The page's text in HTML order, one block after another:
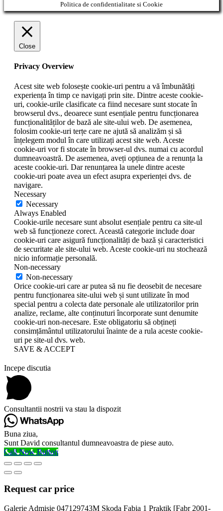
Politica de confidentialitate si Cookie
Close
Privacy Overview
Acest site web folosește cookie-uri pentru a vă îmbunătăți
experiența în timp ce navigați prin site. Dintre aceste cookie-
uri, cookie-urile clasificate ca fiind necesare sunt stocate în
browserul dvs., deoarece sunt esențiale pentru funcționarea
funcționalităților de bază ale site-ului web. De asemenea,
folosim cookie-uri terțe care ne ajută să analizăm și să
înțelegem modul în care utilizați acest site web. Aceste
cookie-uri vor fi stocate în browser-ul dvs. numai cu acordul
dumneavoastră. De asemenea, aveți opțiunea de a renunța la
aceste cookie-uri. Dar renunțarea la unele dintre aceste
cookie-uri poate avea un efect asupra experienței dvs. de
navigare.
Necessary
Necessary
Always Enabled
Cookie-urile necesare sunt absolut esențiale pentru ca site-ul
web să funcționeze corect. Această categorie include doar
cookie-uri care asigură funcționalități de bază și caracteristici
de securitate ale site-ului web. Aceste cookie-uri nu stochează
nicio informație personală.
Non-necessary
Non-necessary
Orice cookie-uri care ar putea să nu fie deosebit de necesare
pentru funcționarea site-ului web și sunt utilizate în mod
special pentru a colecta date personale ale utilizatorilor prin
analize, reclame, alte conținuturi încorporate sunt denumite
cookie-uri non-necesare. Este obligatoriu să obțineți
consimțământul utilizatorului înainte de a rula aceste cookie-
uri pe site-ul dvs. web.
SAVE & ACCEPT
Incepe discutia
Consultantii nostrii va stau la dispozit
Buna ziua,
Sunt David consultantul dumneavoastra de piese auto.
Call Now Button
Request car price
Galerie Admisie 047129743M Skoda Fabia 1 Praktik [Fabr 2001-